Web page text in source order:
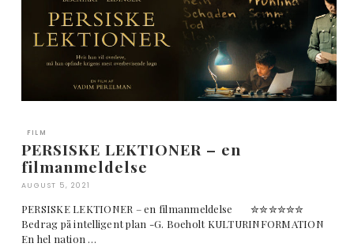
FILM
PERSISKE LEKTIONER – en
filmanmeldelse
AUGUST 5, 2021
PERSISKE LEKTIONER – en filmanmeldelse ✮✮✮✮✮✮
Bedrag på intelligent plan -G. Boeholt KULTURINFORMATION
En hel nation …